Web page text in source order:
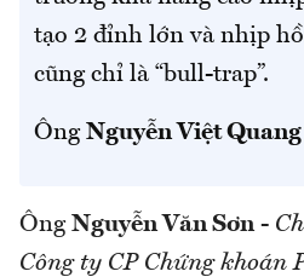
tạo 2 đỉnh lớn và nhịp
cũng chỉ là “bull-trap”.
Ông Nguyễn Việt Quang
Ông Nguyễn Văn Sơn-
Công ty CP Chứng khoán